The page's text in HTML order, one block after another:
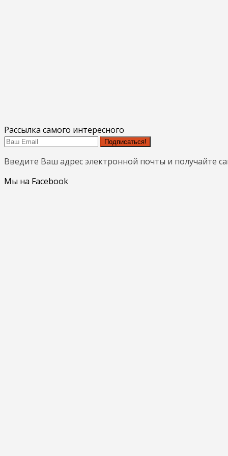
Рассылка самого интересного
Подписаться!
Введите Ваш адрес электронной почты и получайте
Мы на Facebook